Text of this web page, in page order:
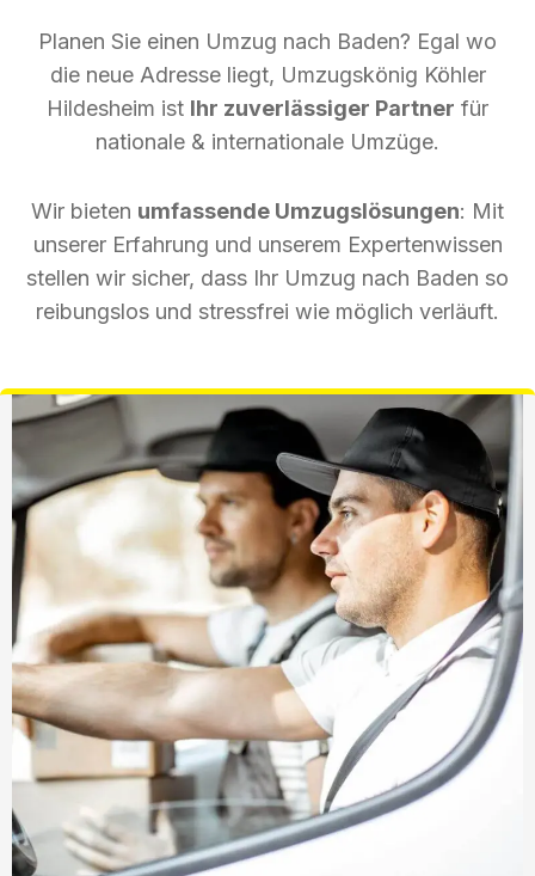
Planen Sie einen Umzug nach Baden? Egal wo
die neue Adresse liegt, Umzugskönig Köhler
Hildesheim ist Ihr zuverlässiger Partner für
nationale & internationale Umzüge.
Wir bieten umfassende Umzugslösungen: Mit
unserer Erfahrung und unserem Expertenwissen
stellen wir sicher, dass Ihr Umzug nach Baden so
reibungslos und stressfrei wie möglich verläuft.